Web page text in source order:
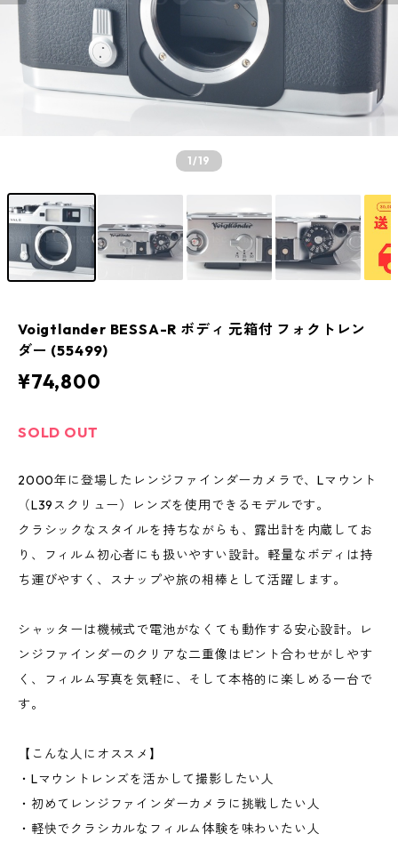
1/19
Voigtlander BESSA-R ボディ 元箱付 フォクトレン
ダー (55499)
¥74,800
SOLD OUT
2000年に登場したレンジファインダーカメラで、Lマウント
（L39スクリュー）レンズを使用できるモデルです。
クラシックなスタイルを持ちながらも、露出計を内蔵してお
り、フィルム初心者にも扱いやすい設計。軽量なボディは持
ち運びやすく、スナップや旅の相棒として活躍します。
シャッターは機械式で電池がなくても動作する安心設計。レ
ンジファインダーのクリアな二重像はピント合わせがしやす
く、フィルム写真を気軽に、そして本格的に楽しめる一台で
す。
【こんな人にオススメ】
・Lマウントレンズを活かして撮影したい人
・初めてレンジファインダーカメラに挑戦したい人
・軽快でクラシカルなフィルム体験を味わいたい人